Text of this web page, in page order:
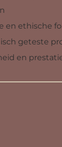
en ethische
geteste
en